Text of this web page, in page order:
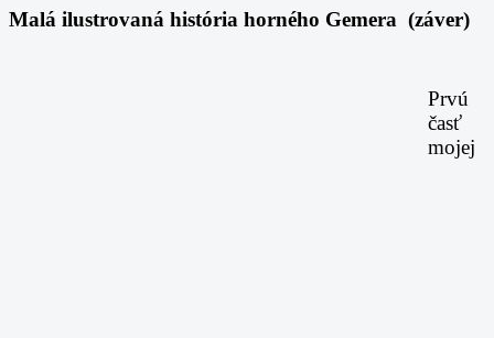
Malá ilustrovaná história horného Gemera (záver)
Prvú
časť
mojej